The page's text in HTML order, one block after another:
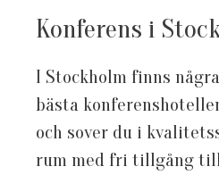
Konferens i
I Stockholm finns
bästa
och sover du i
rum med fri tillgång till